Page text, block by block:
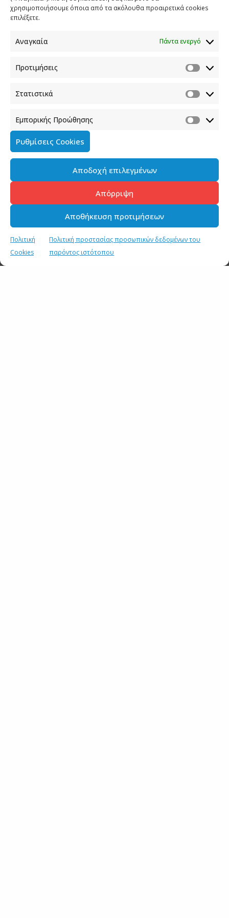
χρησιμοποιήσουμε όποια από τα ακόλουθα προαιρετικά cookies
επιλέξετε.
Αναγκαία Πάντα ενεργό
Προτιμήσεις
Στατιστικά
Εμπορικής Προώθησης
Ρυθμίσεις Cookies
Αποδοχή επιλεγμένων
Απόρριψη
Αποθήκευση προτιμήσεων
Πολιτική
Cookies
Πολιτική προστασίας προσωπικών δεδομένων του
παρόντος ιστότοπου
9 ΙΟΥΛΙΟΥ 2019
8 ΙΟΥΛΙΟΥ 2019
O Λευτέρης Κρέτσος στο OPEN
5 ΙΟΥΛΙΟΥ 2019